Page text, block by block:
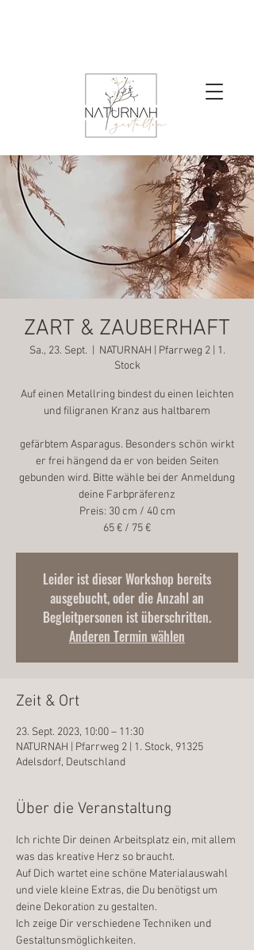
ZART & ZAUBERHAFT
Sa., 23. Sept.
NATURNAH | Pfarrweg 2 | 1.
Stock
Auf einen Metallring bindest du einen leichten
und filigranen Kranz aus haltbarem
gefärbtem Asparagus. Besonders schön wirkt
er frei hängend da er von beiden Seiten
gebunden wird. Bitte wähle bei der Anmeldung
deine Farbpräferenz
Preis: 30 cm / 40 cm
Leider ist dieser Workshop bereits
ausgebucht, oder die Anzahl an
Begleitpersonen ist überschritten.
Anderen Termin wählen
Zeit & Ort
23. Sept. 2023, 10:00 – 11:30
NATURNAH | Pfarrweg 2 | 1. Stock, 91325
Adelsdorf, Deutschland
Über die Veranstaltung
Ich richte Dir deinen Arbeitsplatz ein, mit allem
was das kreative Herz so braucht.
Auf Dich wartet eine schöne Materialauswahl
und viele kleine Extras, die Du benötigst um
deine Dekoration zu gestalten.
Ich zeige Dir verschiedene Techniken und
Gestaltunsmöglichkeiten.